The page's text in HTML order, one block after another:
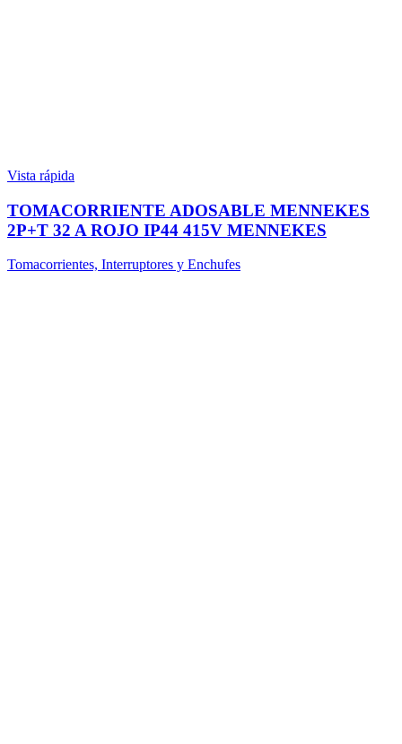
Vista rápida
TOMACORRIENTE ADOSABLE MENNEKES
2P+T 32 A ROJO IP44 415V MENNEKES
Tomacorrientes, Interruptores y Enchufes